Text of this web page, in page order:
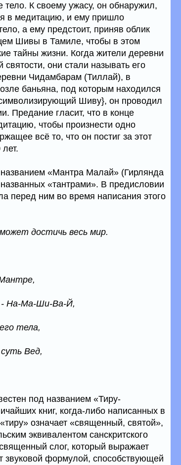
тело. К своему ужасу, он обнаружил,
в медитацию, и ему пришло
а ему предстоит, приняв облик
Шивы в Тамиле, чтобы в этом
тайны жизни. Когда жители деревни
святости, они стали называть его
Чидамбарам (Тиллай), в
баньяна, под которым находился
Шиву}, он проводил
Предание гласит, что в конце
чтобы произнести одно
всё то, что он постиг за этот
«Мантра Малай» (Гирлянда
«тантрами». В предисловии
перед ним во время написания этого
достичь весь мир.
- На-Ма-Ши-Ва-Й,
тела,
Вед,
под названием «Тиру-
книг, когда-либо написанных в
означает «священный, святой»,
эквивалентом санскритского
слог, который выражает
формулой, способствующей